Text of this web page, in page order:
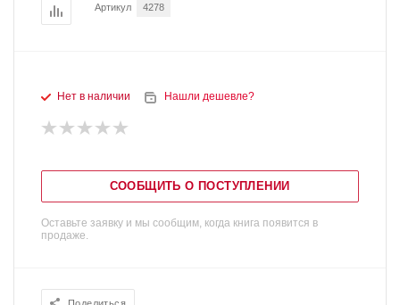
Артикул 4278
Нет в наличии Нашли дешевле?
СООБЩИТЬ О ПОСТУПЛЕНИИ
Оставьте заявку и мы сообщим, когда книга появится в
продаже.